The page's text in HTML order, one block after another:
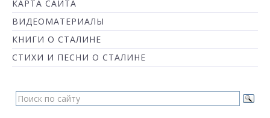
КАРТА САЙТА
ВИДЕОМАТЕРИАЛЫ
КНИГИ О СТАЛИНЕ
СТИХИ И ПЕСНИ О СТАЛИНЕ